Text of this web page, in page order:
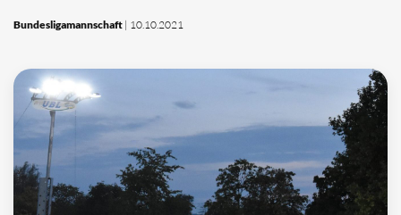
Bundesligamannschaft | 10.10.2021